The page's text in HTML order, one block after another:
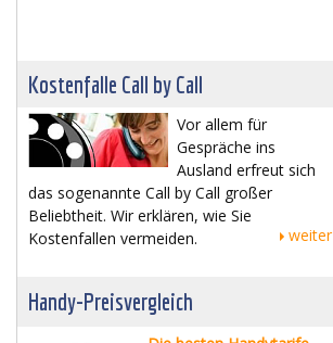
Kostenfalle Call by Call
Vor allem für
Gespräche ins
Ausland erfreut sich
das sogenannte Call by Call großer
Beliebtheit. Wir erklären, wie Sie
Kostenfallen vermeiden.
weiter
Handy-Preisvergleich